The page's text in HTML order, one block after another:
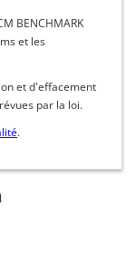
BENCHMARK
et les
et d'effacement
par la loi.
.